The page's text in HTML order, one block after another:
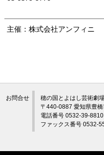
主催：株式会社アンフィニ
お問合せ
穂の国とよはし芸術劇
〒440-0887 愛知県豊
電話番号 0532-39-
ファックス番号 0532-